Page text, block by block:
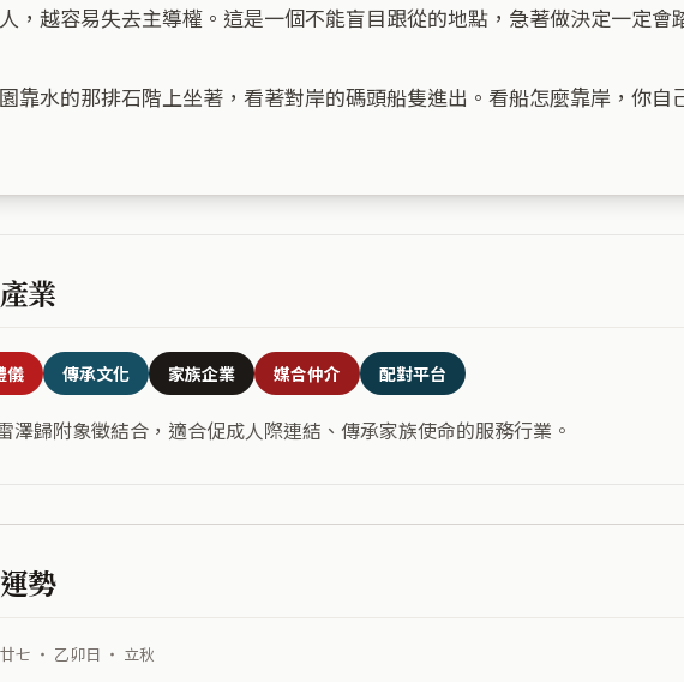
，越容易失去主導權。這是一個不能盲目跟從的地點，急著做決定一定會
靠水的那排石階上坐著，看著對岸的碼頭船隻進出。看船怎麼靠岸，你自
業
儀 傳承文化 家族企業 媒合仲介 配對平台
澤歸附象徵結合，適合促成人際連結、傳承家族使命的服務行業。
勢
七 ・ 乙卯日 ・ 立秋